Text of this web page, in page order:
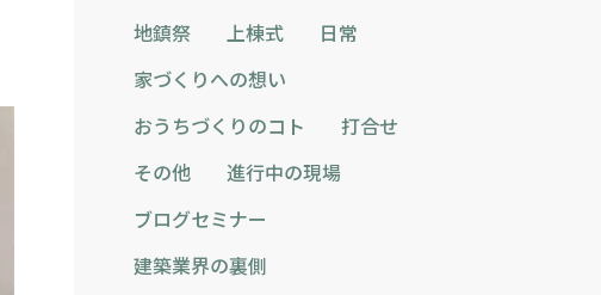
地鎮祭 上棟式
日常
家づくりへの想い
おうちづくりのコト
打合せ
その他
進行中の現場
ブログセミナー
建築業界の裏側